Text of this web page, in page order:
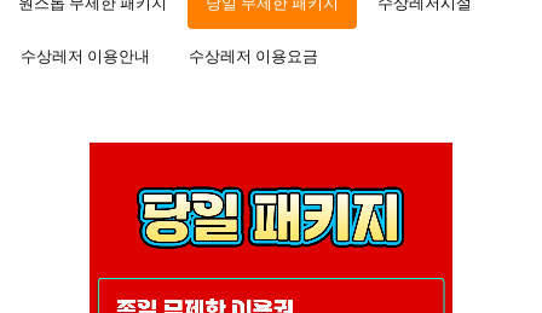
수상레저 이용안내 수상레저 이용요금